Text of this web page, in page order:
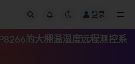
登录
的大棚温湿度远程测控系